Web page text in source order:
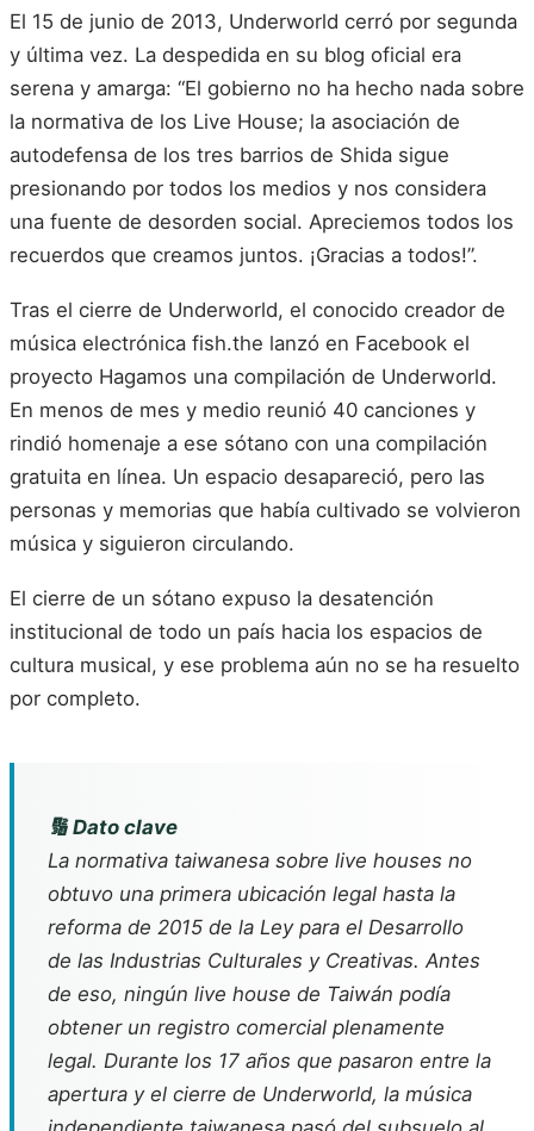
El 15 de junio de 2013, Underworld cerró por segunda
y última vez. La despedida en su blog oficial era
serena y amarga: “El gobierno no ha hecho nada sobre
la normativa de los Live House; la asociación de
autodefensa de los tres barrios de Shida sigue
presionando por todos los medios y nos considera
una fuente de desorden social. Apreciemos todos los
recuerdos que creamos juntos. ¡Gracias a todos!”.
Tras el cierre de Underworld, el conocido creador de
música electrónica fish.the lanzó en Facebook el
proyecto Hagamos una compilación de Underworld.
En menos de mes y medio reunió 40 canciones y
rindió homenaje a ese sótano con una compilación
gratuita en línea. Un espacio desapareció, pero las
personas y memorias que había cultivado se volvieron
música y siguieron circulando.
El cierre de un sótano expuso la desatención
institucional de todo un país hacia los espacios de
cultura musical, y ese problema aún no se ha resuelto
por completo.
🔢 Dato clave
La normativa taiwanesa sobre live houses no
obtuvo una primera ubicación legal hasta la
reforma de 2015 de la Ley para el Desarrollo
de las Industrias Culturales y Creativas. Antes
de eso, ningún live house de Taiwán podía
obtener un registro comercial plenamente
legal. Durante los 17 años que pasaron entre la
apertura y el cierre de Underworld, la música